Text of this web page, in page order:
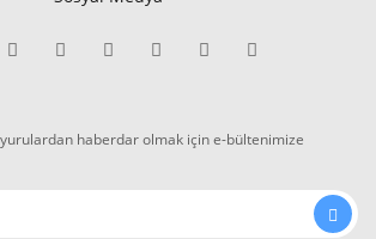
haberdar olmak için e-bültenimize